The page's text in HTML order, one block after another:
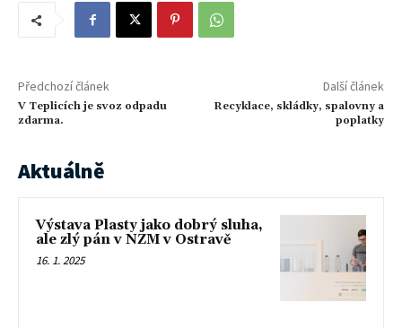
Předchozí článek
V Teplicích je svoz odpadu
zdarma.
Další článek
Recyklace, skládky, spalovny a
poplatky
Aktuálně
Výstava Plasty jako dobrý sluha,
ale zlý pán v NZM v Ostravě
16. 1. 2025